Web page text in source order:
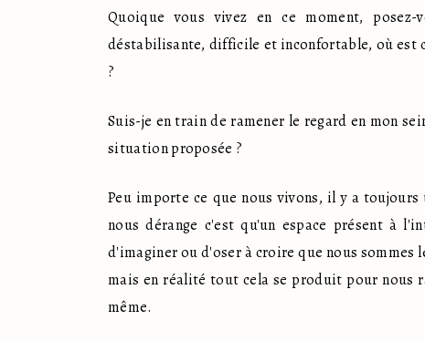
Quoique vous vivez en ce moment,
déstabilisante, difficile et inconfortable, où est
?
Suis-je en train de ramener le regard en mon
situation proposée ?
Peu importe ce que nous vivons, il y a
nous dérange c'est qu'un espace présent à
d'imaginer ou d'oser à croire que nous
mais en réalité tout cela se produit pour nous
même.